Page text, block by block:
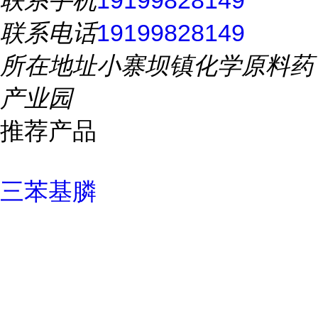
联系电话19199828149
所在地址小寨坝镇化学原料药
产业园
推荐产品
三苯基膦